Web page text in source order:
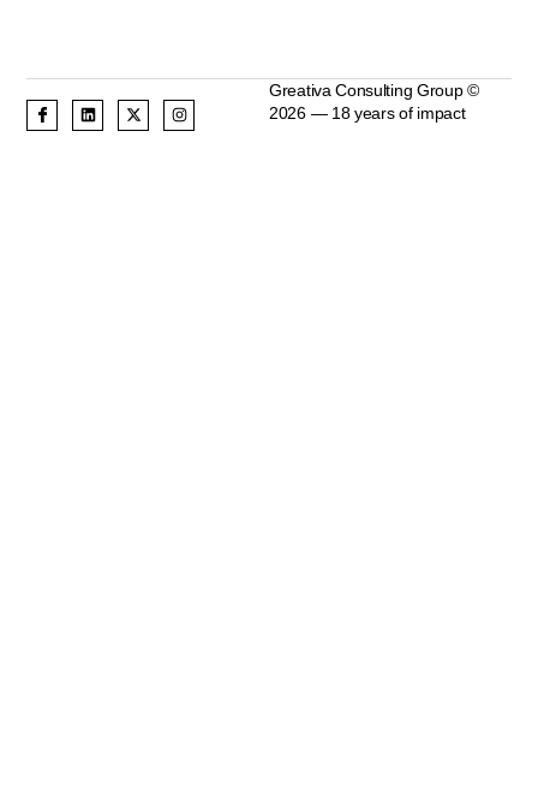
Greativa Consulting Group ©
2026 — 18 years of impact